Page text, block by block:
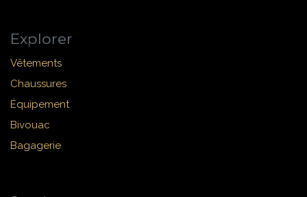
Explorer
Vêtements
Chaussures
Équipement
Bivouac
Bagagerie